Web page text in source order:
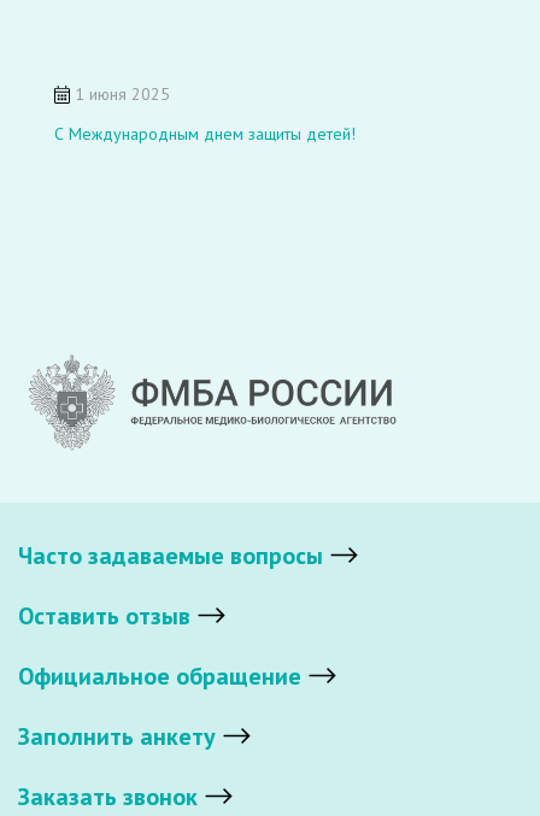
1 июня 2025
С Международным днем защиты детей!
Часто задаваемые вопросы
Оставить отзыв
Официальное обращение
Заполнить анкету
Заказать звонок